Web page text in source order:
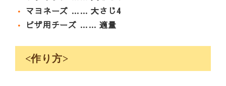
• マヨネーズ …… 大さじ4
• ピザ用チーズ …… 適量
<作り方>